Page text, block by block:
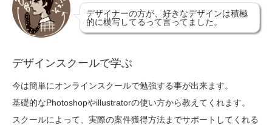
デザイナーの方が、好きなデザインは積極
的に模写してるって言ってました。
デザインスクールで学ぶ
今は簡単にオンラインスクールで勉強する事が出来ます。
基礎的なPhotoshopやillustratorの使い方から教えてくれます。
スクールによって、実際の案件獲得方法までサポートしてくれる